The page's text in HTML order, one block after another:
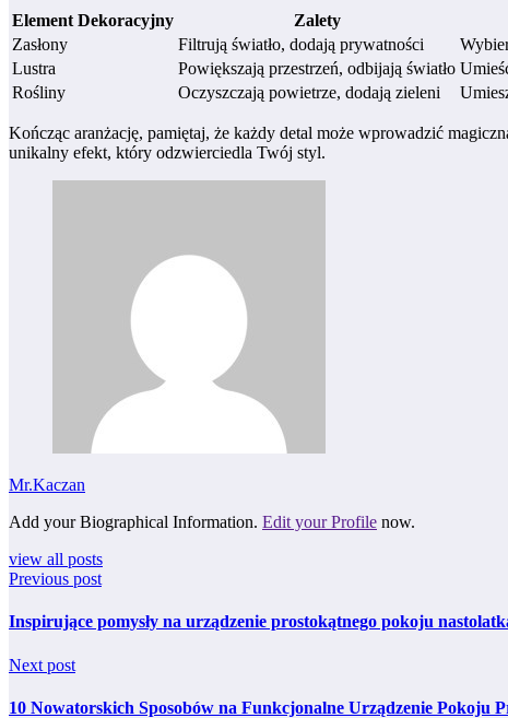
Element Dekoracyjny Zalety
Zasłony
Filtrują światło, dodają prywatności
Lustra
Powiększają przestrzeń, odbijają światło
Rośliny
Oczyszczają powietrze, dodają zieleni
Kończąc aranżację, pamiętaj, że każdy detal może wprowadzić
unikalny efekt, który odzwierciedla Twój styl.
Mr.Kaczan
Add your Biographical Information. Edit your Profile now.
view all posts
Previous post
Inspirujące pomysły na urządzenie prostokątnego pokoju
Next post
10 Nowatorskich Sposobów na Funkcjonalne Urządzenie Pokoju